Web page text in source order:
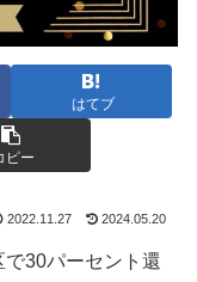
はてブ
ピー
2022.11.27 2024.05.20
30パーセント還